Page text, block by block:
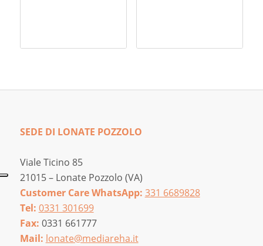
SEDE DI LONATE POZZOLO
Viale Ticino 85
21015 – Lonate Pozzolo (VA)
Customer Care WhatsApp: 331 6689828
Tel: 0331 301699
Fax: 0331 661777
Mail: lonate@mediareha.it